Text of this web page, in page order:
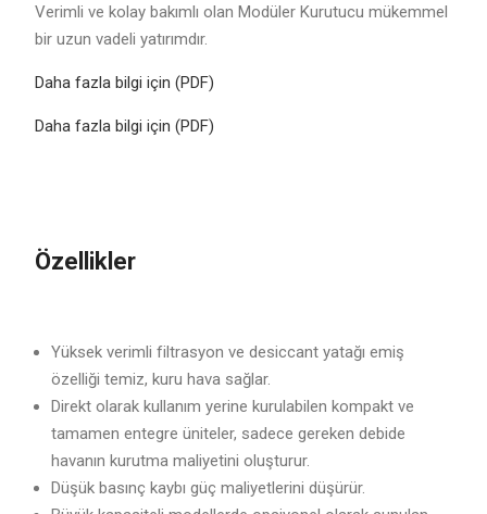
Verimli ve kolay bakımlı olan Modüler Kurutucu mükemmel
bir uzun vadeli yatırımdır.
Daha fazla bilgi için (PDF)
Daha fazla bilgi için (PDF)
Özellikler
Yüksek verimli filtrasyon ve desiccant yatağı emiş
özelliği temiz, kuru hava sağlar.
Direkt olarak kullanım yerine kurulabilen kompakt ve
tamamen entegre üniteler, sadece gereken debide
havanın kurutma maliyetini oluşturur.
Düşük basınç kaybı güç maliyetlerini düşürür.